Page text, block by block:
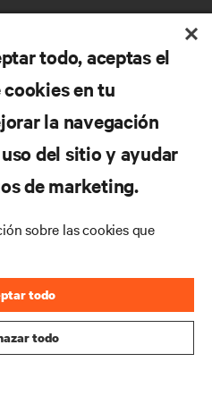
todo, aceptas el
en tu
la navegación
del sitio y ayudar
de marketing.
sobre las cookies que
todo
todo